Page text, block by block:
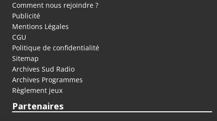
Comment nous rejoindre ?
Publicité
Mentions Légales
CGU
Politique de confidentialité
Sitemap
Archives Sud Radio
Archives Programmes
Règlement jeux
Partenaires